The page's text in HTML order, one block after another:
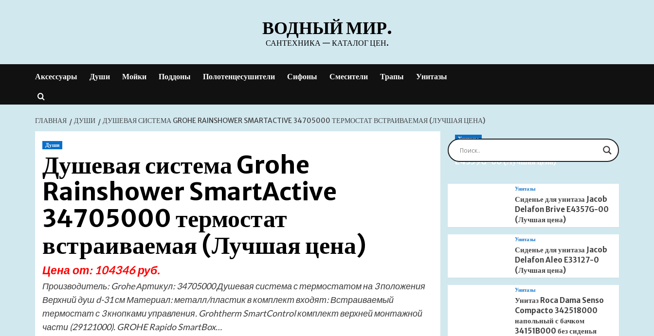
ВОДНЫЙ МИР.
САНТЕХНИКА — КАТАЛОГ ЦЕН.
Аксессуары Души Мойки Поддоны Полотенцесушители Сифоны Смесители Трапы Унитазы
ГЛАВНАЯ ДУШИ ДУШЕВАЯ СИСТЕМА GROHE RAINSHOWER SMARTACTIVE 34705000 ТЕРМОСТАТ ВСТРАИВАЕМАЯ (ЛУЧШАЯ ЦЕНА)
Души
Душевая система Grohe
Rainshower SmartActive
34705000 термостат
встраиваемая (Лучшая цена)
Цена от: 104346 руб.
Производитель: Grohe Артикул: 34705000 Душевая система с термостатом на 3 положения
Верхний душ d-31 см Материал: металл/пластик в комплект входят: Встраиваемый
термостат с 3 кнопками управления. Grohtherm SmartControl комплект верхней монтажной
части (29121000). GROHE Rapido SmartBox…
Унитазы
Сиденье для унитаза Jacob Delafon Brive
E4359G-00 (Лучшая цена)
Унитазы
Сиденье для унитаза Jacob
Delafon Brive E4357G-00
(Лучшая цена)
Унитазы
Сиденье для унитаза Jacob
Delafon Aleo E33127-0
(Лучшая цена)
Унитазы
Унитаз Roca Dama Senso
Compacto 342518000
напольный с бачком
34151B000 без сиденья